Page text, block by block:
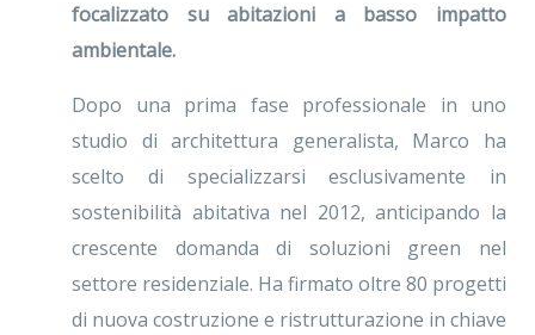
focalizzato su abitazioni a basso impatto
ambientale.
Dopo una prima fase professionale in uno
studio di architettura generalista, Marco ha
scelto di specializzarsi esclusivamente in
sostenibilità abitativa nel 2012, anticipando la
crescente domanda di soluzioni green nel
settore residenziale. Ha firmato oltre 80 progetti
di nuova costruzione e ristrutturazione in chiave